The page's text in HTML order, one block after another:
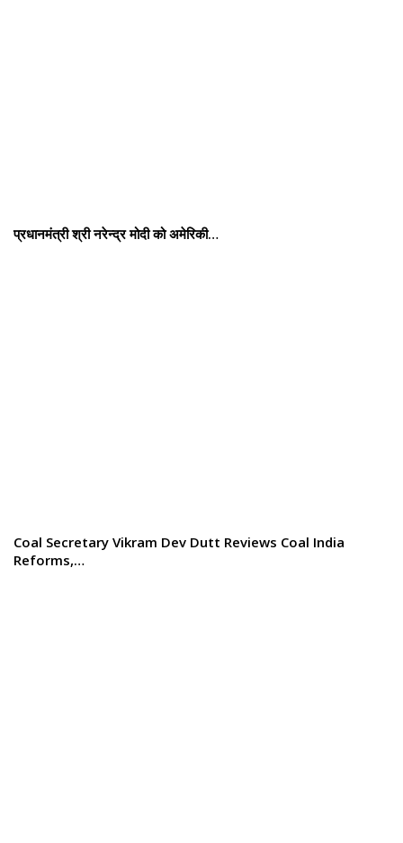
प्रधानमंत्री श्री नरेन्‍द्र मोदी को अमेरिकी…
Coal Secretary Vikram Dev Dutt Reviews Coal India
Reforms,…